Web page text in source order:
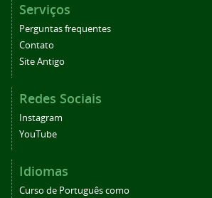
Serviços
Perguntas frequentes
Contato
Site Antigo
Redes Sociais
Instagram
YouTube
Idiomas
Curso de Português como